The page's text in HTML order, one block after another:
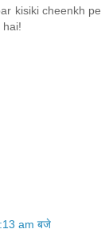
kisiki cheenkh pe
hai!
am बजे